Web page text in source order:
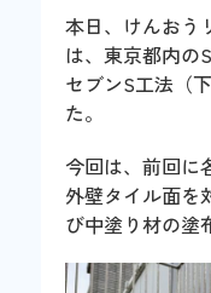
本日、けんおう
は、東京都内の
セブンS工法（
た。
今回は、前回に
外壁タイル面を
び中塗り材の塗